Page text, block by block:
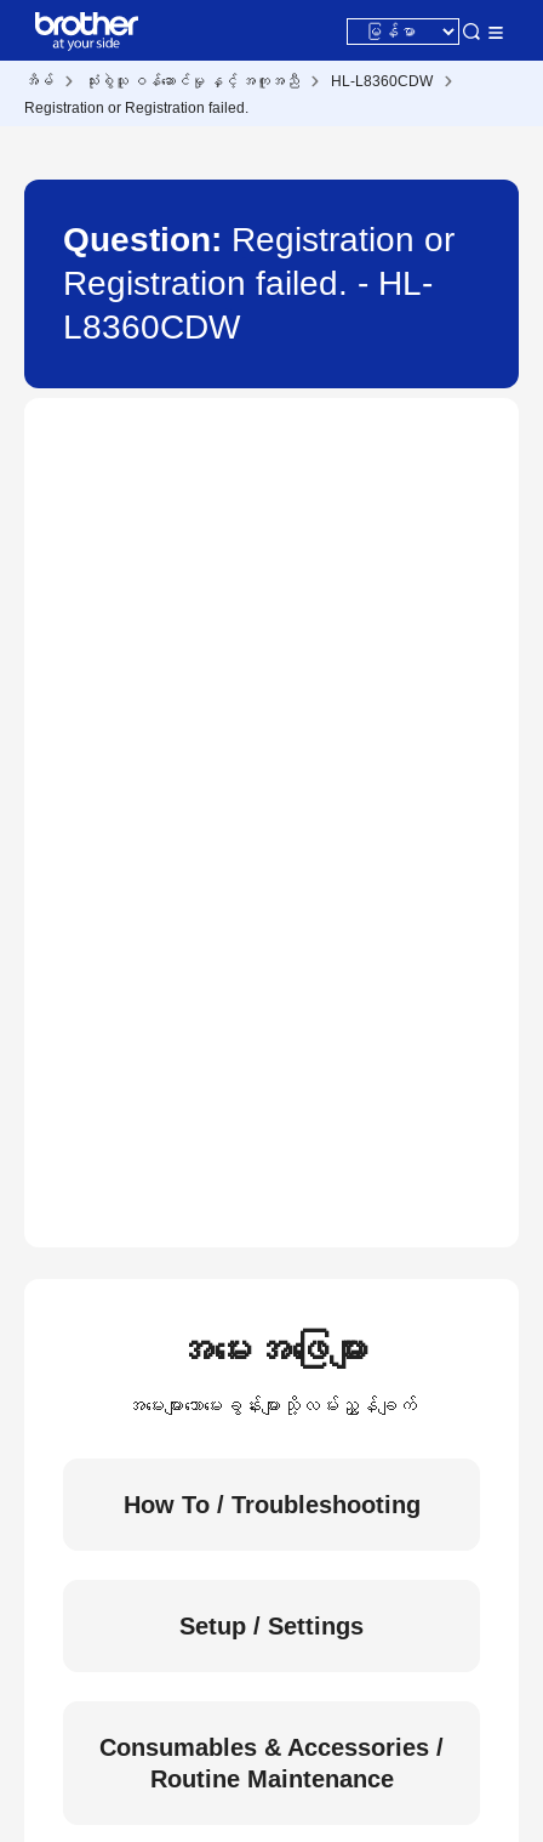
အိမ် သုံးစွဲသူ ဝန်ဆောင်မှု နှင့် အကူအညီ
HL-L8360CDW
Registration or Registration failed.
Question: Registration or
Registration failed. - HL-
L8360CDW
အမေးအဖြေများ
အမေးများသောမေးခွန်းများသို့လမ်းညွှန်ချက်
How To / Troubleshooting
Setup / Settings
Consumables & Accessories /
Routine Maintenance